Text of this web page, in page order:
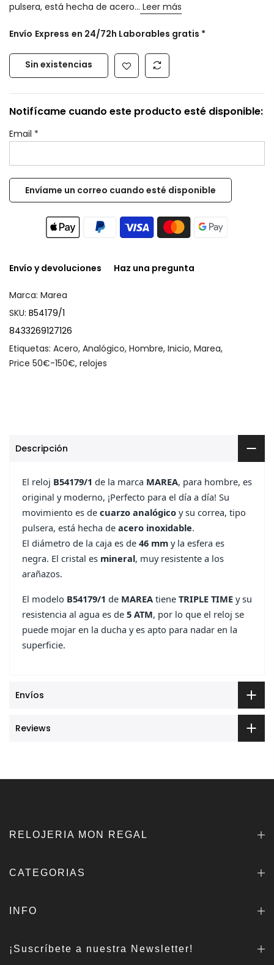
pulsera, está hecha de acero... Leer más
Envío Express en 24/72h Laborables gratis *
Sin existencias
Notifícame cuando este producto esté disponible:
Email *
Envío y devoluciones Haz una pregunta
Marca: Marea
SKU: B54179/1
8433269127126
Etiquetas: Acero, Analógico, Hombre, Inicio, Marea,
Price 50€-150€, relojes
Descripción
El reloj B54179/1 de la marca MAREA, para hombre, es
original y moderno, ¡Perfecto para el día a día! Su
movimiento es de cuarzo analógico y su correa, tipo
pulsera, está hecha de acero inoxidable.
El diámetro de la caja es de 46 mm y la esfera es
negra. El cristal es mineral, muy resistente a los
arañazos.
El modelo B54179/1 de MAREA tiene TRIPLE TIME y su
resistencia al agua es de 5 ATM, por lo que el reloj se
puede mojar en la ducha y es apto para nadar en la
superficie.
Envíos
Reviews
RELOJERIA MON REGAL
CATEGORIAS
INFO
¡Suscríbete a nuestra Newsletter!